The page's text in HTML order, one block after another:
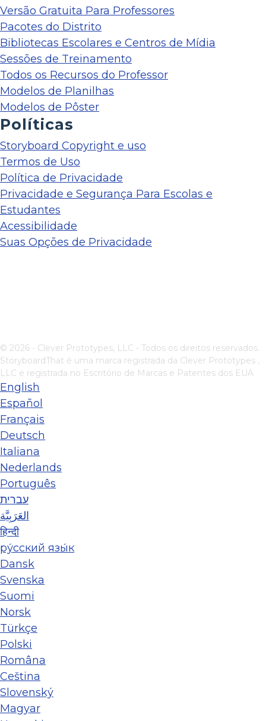
Versão Gratuita Para Professores
Pacotes do Distrito
Bibliotecas Escolares e Centros de Mídia
Sessões de Treinamento
Todos os Recursos do Professor
Modelos de Planilhas
Modelos de Pôster
Políticas
Storyboard Copyright e uso
Termos de Uso
Política de Privacidade
Privacidade e Segurança Para Escolas e
Estudantes
Acessibilidade
Suas Opções de Privacidade
© 2026 - Clever Prototypes, LLC - Todos os direitos reservados.
StoryboardThat é uma marca registrada da Clever Prototypes ,
LLC e registrada no Escritório de Marcas e Patentes dos EUA
English
Español
Français
Deutsch
Italiana
Nederlands
Português
עברית
العَرَبِيَّة
हिन्दी
ру́сский язы́к
Dansk
Svenska
Suomi
Norsk
Türkçe
Polski
Româna
Ceština
Slovenský
Magyar